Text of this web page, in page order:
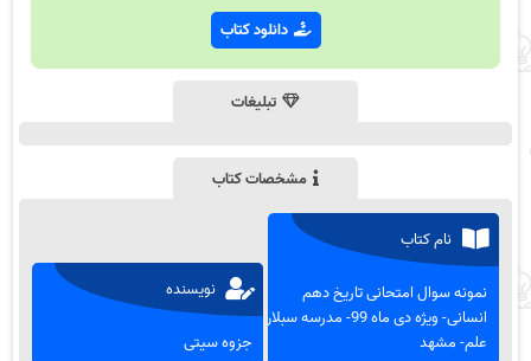
دانلود کتاب
تبلیغات
مشخصات کتاب
نام کتاب
نمونه سوال امتحانی تاریخ دهم
انسانی- ویژه دی ماه 99- مدرسه سبلان
علم- مشهد
نویسنده
جزوه سیتی